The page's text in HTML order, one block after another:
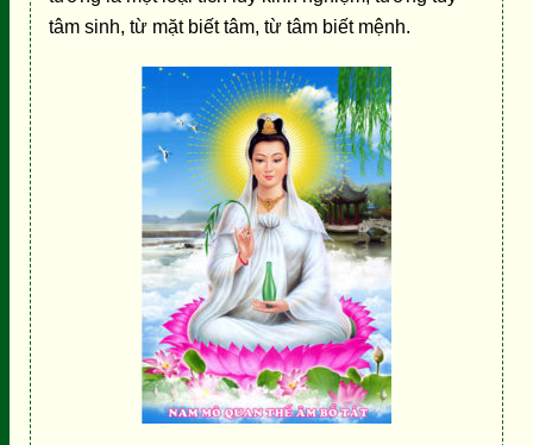
tâm sinh, từ mặt biết tâm, từ tâm biết mệnh.